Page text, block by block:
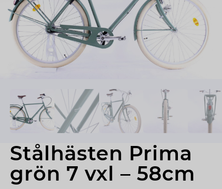
Stålhästen Prima
grön 7 vxl – 58cm